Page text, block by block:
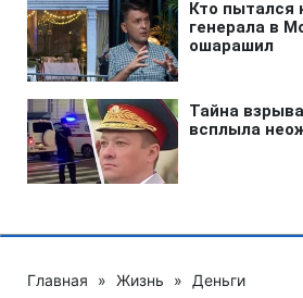
Главная » Жизнь » Деньги